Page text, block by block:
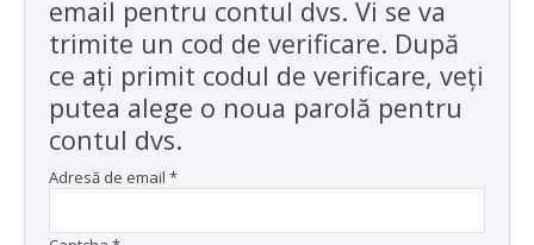
email pentru contul dvs. Vi se va
trimite un cod de verificare. După
ce ați primit codul de verificare, veți
putea alege o noua parolă pentru
contul dvs.
Adresă de email *